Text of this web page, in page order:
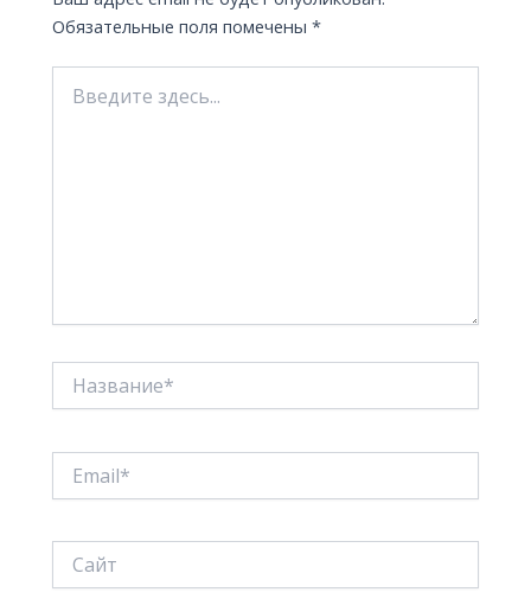
Обязательные поля помечены*
здесь...